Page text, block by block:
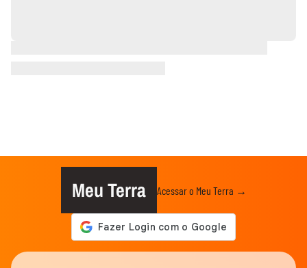
Meu Terra Acessar o Meu Terra →